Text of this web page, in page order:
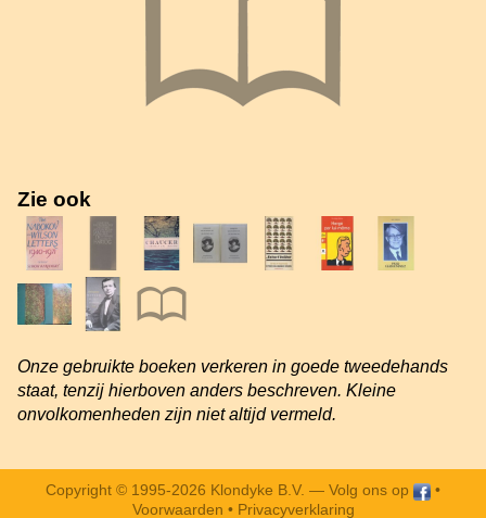
Zie ook
Onze gebruikte boeken verkeren in goede tweedehands
staat, tenzij hierboven anders beschreven. Kleine
onvolkomenheden zijn niet altijd vermeld.
Copyright © 1995-2026 Klondyke B.V. — Volg ons op
•
Voorwaarden • Privacyverklaring